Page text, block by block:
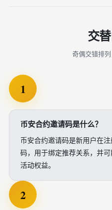
交
奇偶交错排
1
币安合约邀请码是什么？
币安合约邀请码是新用户在
码，用于绑定推荐关系，并
活动权益。
2